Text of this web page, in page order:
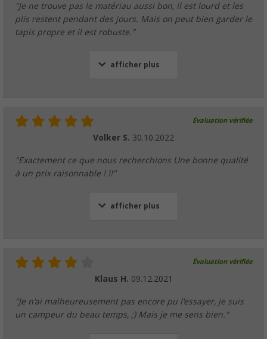
"Je ne trouve pas le matériau aussi bon, il est lourd et les
plis restent pendant des jours. Mais on peut bien garder le
tapis propre et il est robuste."
afficher plus
Évaluation vérifiée
Volker S. 30.10.2022
"Exactement ce que nous recherchions Une bonne qualité
à un prix raisonnable ! !!"
afficher plus
Évaluation vérifiée
Klaus H. 09.12.2021
"Je n'ai malheureusement pas encore pu l'essayer, je suis
un campeur du beau temps, ;) Mais je me sens bien."